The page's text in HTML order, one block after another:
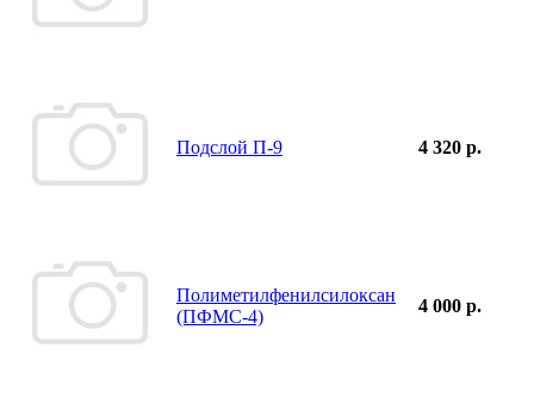
Подслой П-9 4 320 р.
Полиметилфенилсилоксан
(ПФМС-4)
4 000 р.